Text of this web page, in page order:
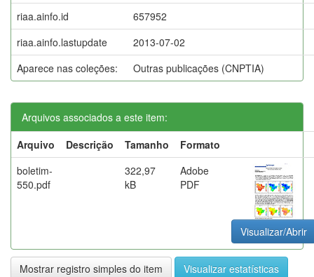
riaa.ainfo.id
657952
riaa.ainfo.lastupdate
2013-07-02
Aparece nas coleções:
Outras publicações (CNPTIA)
Arquivos associados a este item:
Arquivo
Descrição Tamanho
Formato
boletim-
550.pdf
322,97
kB
Adobe
PDF
Visualizar/Abrir
Mostrar registro simples do item Visualizar estatísticas